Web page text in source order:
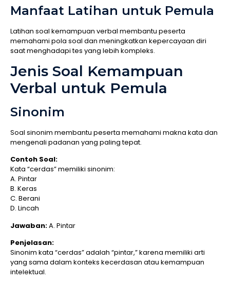
Manfaat Latihan untuk Pemula
Latihan soal kemampuan verbal membantu peserta
memahami pola soal dan meningkatkan kepercayaan diri
saat menghadapi tes yang lebih kompleks.
Jenis Soal Kemampuan
Verbal untuk Pemula
Sinonim
Soal sinonim membantu peserta memahami makna kata dan
mengenali padanan yang paling tepat.
Contoh Soal:
Kata “cerdas” memiliki sinonim:
A. Pintar
B. Keras
C. Berani
D. Lincah
Jawaban:A. Pintar
Penjelasan:
Sinonim kata “cerdas” adalah “pintar,” karena memiliki arti
yang sama dalam konteks kecerdasan atau kemampuan
intelektual.